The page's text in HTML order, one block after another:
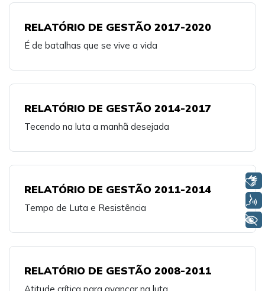
RELATÓRIO DE GESTÃO 2017-2020
É de batalhas que se vive a vida
RELATÓRIO DE GESTÃO 2014-2017
Tecendo na luta a manhã desejada
RELATÓRIO DE GESTÃO 2011-2014
Tempo de Luta e Resistência
RELATÓRIO DE GESTÃO 2008-2011